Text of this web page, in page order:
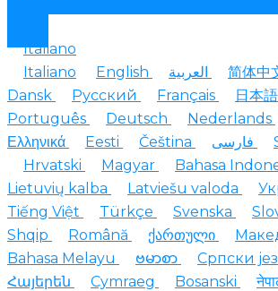
Italiano
Italiano
English 简体中
Dansk
Русский Français 日本語
Português
Deutsch Nederlands
Ελληνικά
Eesti Čeština
Hrvatski
Magyar Bahasa
Lietuvių kalba
Latviešu valoda
Tiếng Việt
Türkçe Svenska
Shqip
Română ქართული
Bahasa Melayu
ဗမာစာ Српски
Հայերեն
Cymraeg Bosanski